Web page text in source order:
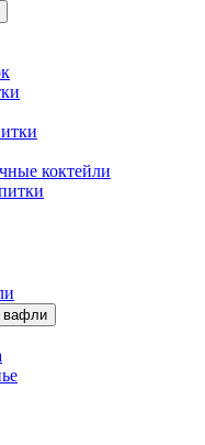
коктейли
вафли